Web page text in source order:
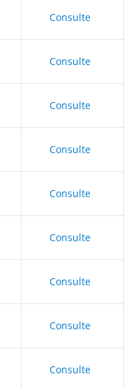
Consulte
Consulte
Consulte
Consulte
Consulte
Consulte
Consulte
Consulte
Consulte